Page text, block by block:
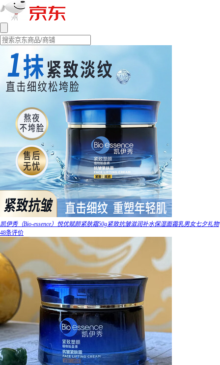
凯伊秀（Bio-essence）悦优赋颜紧肤霜50g紧致抗皱滋润补水保湿面霜乳男女七夕礼物
48条评价